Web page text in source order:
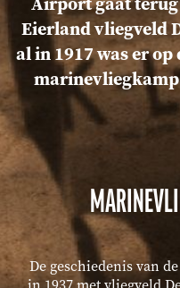
Eierland vliegveld
al in 1917 was er
De geschiedenis van